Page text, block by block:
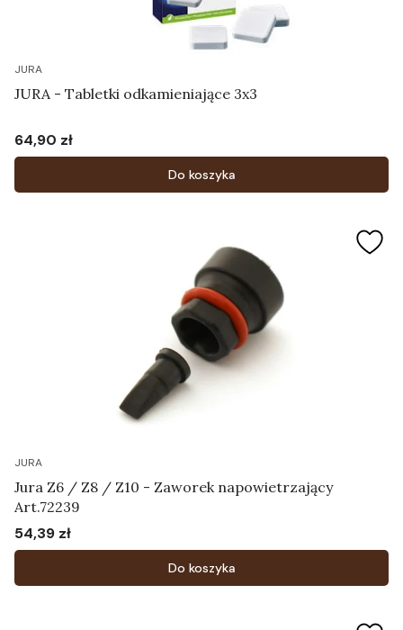
JURA
JURA - Tabletki odkamieniające 3x3
Cena
64,90 zł
Do koszyka
JURA
Jura Z6 / Z8 / Z10 - Zaworek napowietrzający
Art.72239
Cena
54,39 zł
Do koszyka